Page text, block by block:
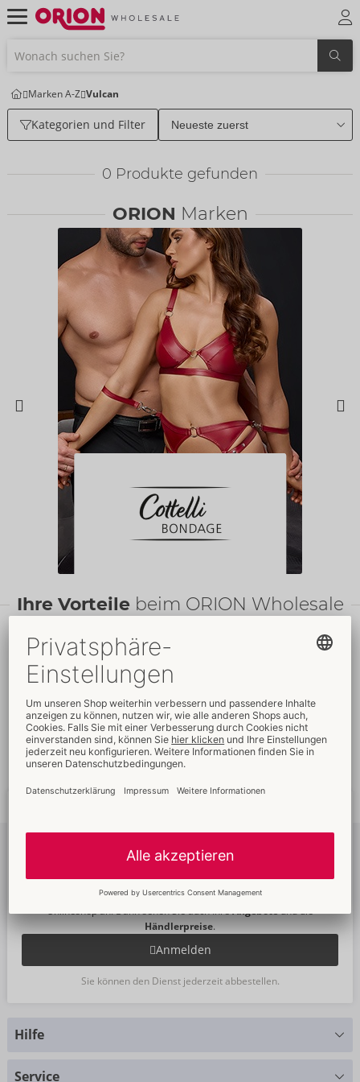
Marken A-Z Vulcan
Kategorien und Filter
0 Produkte gefunden
ORION Marken
Ihre Vorteilebeim ORION Wholesale
FairePreise
Verkaufsfördernde
Verpackungen
Kundenservice
Schnelleweltweite
Lieferung
NeueTrends
abonnieren
Um unseren Newsletter zu abonnieren, melden Sie sich bitte im
Onlineshop an. Dann sehen Sie auch IhreAngeboteund die
Händlerpreise.
Anmelden
Sie können den Dienst jederzeit abbestellen.
Hilfe
Service